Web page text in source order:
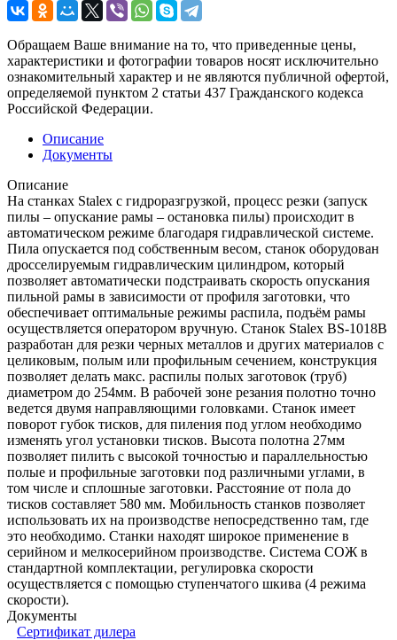
Обращаем Ваше внимание на то, что приведенные цены,
характеристики и фотографии товаров носят исключительно
ознакомительный характер и не являются публичной офертой,
определяемой пунктом 2 статьи 437 Гражданского кодекса
Российской Федерации.
Описание
Документы
Описание
На станках Stalex с гидроразгрузкой, процесс резки (запуск
пилы – опускание рамы – остановка пилы) происходит в
автоматическом режиме благодаря гидравлической системе.
Пила опускается под собственным весом, станок оборудован
дросселируемым гидравлическим цилиндром, который
позволяет автоматически подстраивать скорость опускания
пильной рамы в зависимости от профиля заготовки, что
обеспечивает оптимальные режимы распила, подъём рамы
осуществляется оператором вручную. Станок Stalex BS-1018В
разработан для резки черных металлов и других материалов с
целиковым, полым или профильным сечением, конструкция
позволяет делать макс. распилы полых заготовок (труб)
диаметром до 254мм. В рабочей зоне резания полотно точно
ведется двумя направляющими головками. Станок имеет
поворот губок тисков, для пиления под углом необходимо
изменять угол установки тисков. Высота полотна 27мм
позволяет пилить c высокой точностью и параллельностью
полые и профильные заготовки под различными углами, в
том числе и сплошные заготовки. Расстояние от пола до
тисков составляет 580 мм. Мобильность станков позволяет
использовать их на производстве непосредственно там, где
это необходимо. Станки находят широкое применение в
серийном и мелкосерийном производстве. Система СОЖ в
стандартной комплектации, регулировка скорости
осуществляется с помощью ступенчатого шкива (4 режима
скорости).
Документы
Сертификат дилера